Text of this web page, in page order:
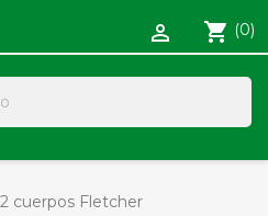
shopping_cart (0)

cuerpos Fletcher